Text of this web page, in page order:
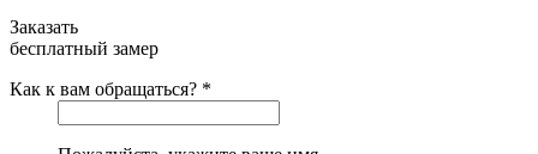
Заказать
бесплатный замер
Как к вам обращаться? *